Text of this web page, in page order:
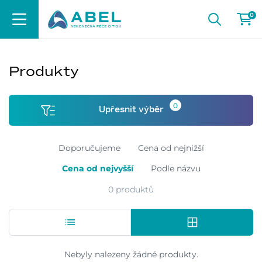
0
Produkty
Upřesnit výběr 0
Doporučujeme
Cena od nejnižší
Cena od nejvyšší
Podle názvu
0 produktů
Nebyly nalezeny žádné produkty.